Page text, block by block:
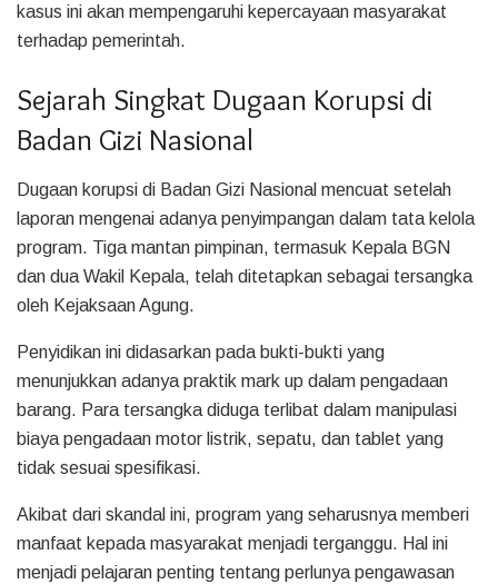
kasus ini akan mempengaruhi kepercayaan masyarakat
terhadap pemerintah.
Sejarah Singkat Dugaan Korupsi di
Badan Gizi Nasional
Dugaan korupsi di Badan Gizi Nasional mencuat setelah
laporan mengenai adanya penyimpangan dalam tata kelola
program. Tiga mantan pimpinan, termasuk Kepala BGN
dan dua Wakil Kepala, telah ditetapkan sebagai tersangka
oleh Kejaksaan Agung.
Penyidikan ini didasarkan pada bukti-bukti yang
menunjukkan adanya praktik mark up dalam pengadaan
barang. Para tersangka diduga terlibat dalam manipulasi
biaya pengadaan motor listrik, sepatu, dan tablet yang
tidak sesuai spesifikasi.
Akibat dari skandal ini, program yang seharusnya memberi
manfaat kepada masyarakat menjadi terganggu. Hal ini
menjadi pelajaran penting tentang perlunya pengawasan